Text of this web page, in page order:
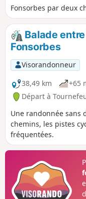
Fonsorbes par deux
Balade
Fonsorbes
Visorandonneur
38,49 km
+65
Départ à
Une randonnée sans
chemins, les pistes
fréquentées.